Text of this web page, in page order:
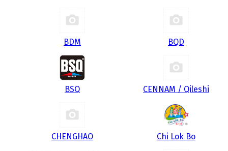
BDM BQD
BSQ CENNAM / Qileshi
CHENGHAO Chi Lok Bo